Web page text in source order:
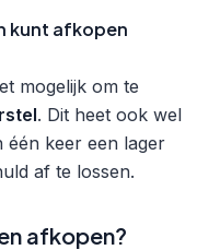
kunt afkopen
mogelijk om te
. Dit heet ook wel
één keer een lager
af te lossen.
afkopen?